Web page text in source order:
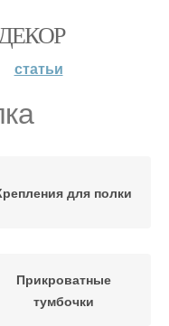
статьи
для полки
Прикроватные
тумбочки